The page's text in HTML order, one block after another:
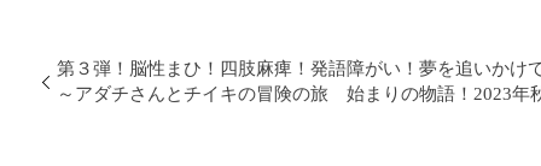
第３弾！脳性まひ！四肢麻痺！発語障がい！夢を追いかけ
～アダチさんとチイキの冒険の旅 始まりの物語！2023年